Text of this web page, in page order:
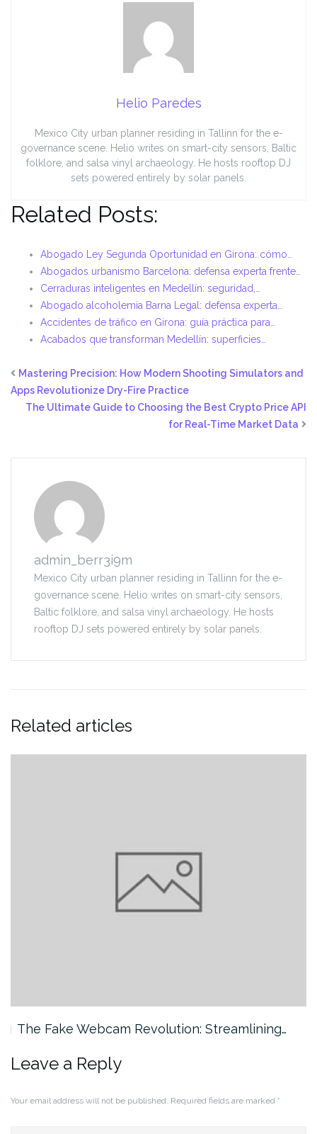
Helio Paredes
Mexico City urban planner residing in Tallinn for the e-
governance scene. Helio writes on smart-city sensors, Baltic
folklore, and salsa vinyl archaeology. He hosts rooftop DJ
sets powered entirely by solar panels.
Related Posts:
Abogado Ley Segunda Oportunidad en Girona: cómo…
Abogados urbanismo Barcelona: defensa experta frente…
Cerraduras inteligentes en Medellín: seguridad,…
Abogado alcoholemia Barna Legal: defensa experta…
Accidentes de tráfico en Girona: guía práctica para…
Acabados que transforman Medellín: superficies…
Mastering Precision: How Modern Shooting Simulators and
Apps Revolutionize Dry-Fire Practice
The Ultimate Guide to Choosing the Best Crypto Price API
for Real-Time Market Data
admin_berr3i9m
Mexico City urban planner residing in Tallinn for the e-
governance scene. Helio writes on smart-city sensors,
Baltic folklore, and salsa vinyl archaeology. He hosts
rooftop DJ sets powered entirely by solar panels.
Related articles
The Fake Webcam Revolution: Streamlining…
Leave a Reply
Your email address will not be published. Required fields are marked *